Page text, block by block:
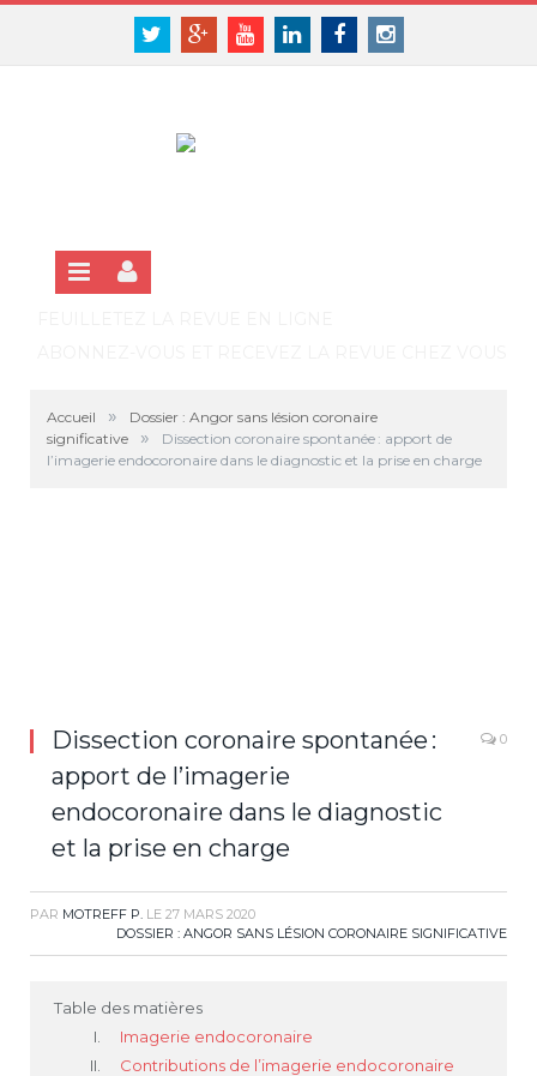
Panneau de gestion des cookies
TwitterGoogle+YoutubeLinkedinFacebookInstagram
SE CONNECTER
Accueil »
Dossier : Angor sans lésion coronaire
significative
»
Dissection coronaire spontanée : apport de
l’imagerie endocoronaire dans le diagnostic et la prise en charge
Dissection coronaire spontanée :
apport de l’imagerie
endocoronaire dans le diagnostic
et la prise en charge
0
PAR MOTREFF P. LE 27 MARS 2020
DOSSIER : ANGOR SANS LÉSION CORONAIRE SIGNIFICATIVE
Table des matières
Imagerie endocoronaire
Contributions de l’imagerie endocoronaire